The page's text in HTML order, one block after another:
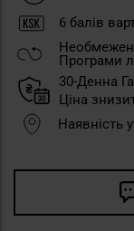
6 балів
Програми
30-Денна
Ціна
Наявність